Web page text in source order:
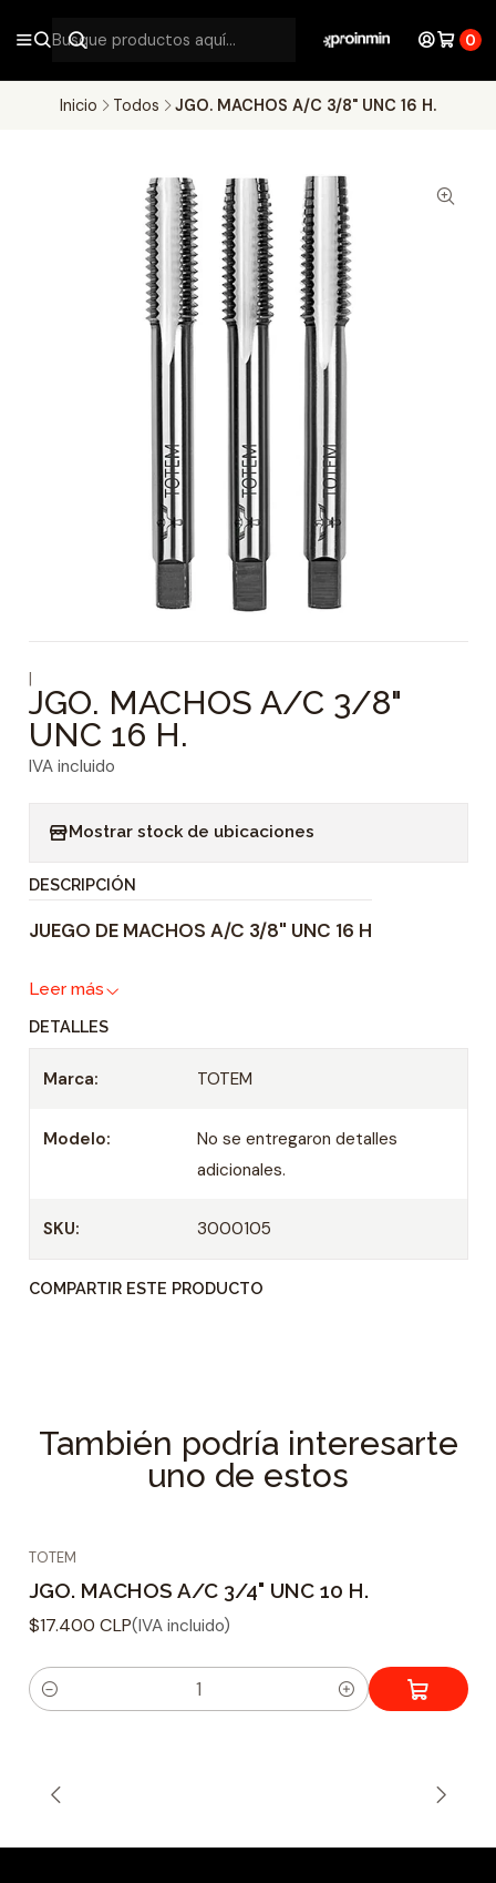
0
Inicio Todos JGO. MACHOS A/C 3/8" UNC 16 H.
|
JGO. MACHOS A/C 3/8"
UNC 16 H.
IVA incluido
Mostrar stock de ubicaciones
DESCRIPCIÓN
JUEGO DE MACHOS A/C 3/8" UNC 16 H
Leer más
DETALLES
Marca: TOTEM
Modelo:
No se entregaron detalles
adicionales.
SKU: 3000105
COMPARTIR ESTE PRODUCTO
También podría interesarte
uno de estos
TOTEM
JGO. MACHOS A/C 3/4" UNC 10 H.
$17.400 CLP(IVA incluido)
C